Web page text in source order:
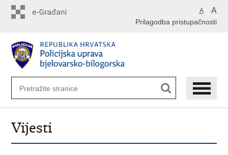
A A
Prilagodba pristupačnosti
Vijesti